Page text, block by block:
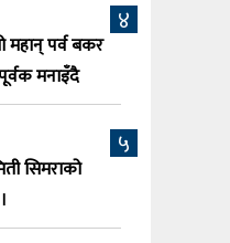
सम्पुर्ण तयारी पुरा,
प्रस्तुती रहने
महान् पर्व बकर
मनाइँदै
४
सिमराको
५